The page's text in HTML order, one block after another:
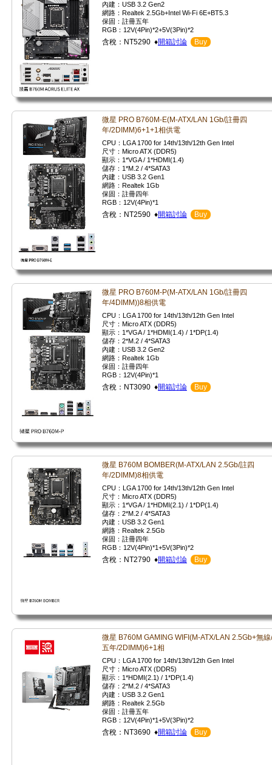
內建：USB 3.2 Gen2
網路：Realtek 2.5Gb+Intel Wi-Fi 6E+BT5.3
保固：註冊五年
RGB：12V(4Pin)*2+5V(3Pin)*2
含稅：NT5290 ♦開箱討論 Buy
微星 PRO B760M-E(M-ATX/LAN 1Gb/註冊四
年/2DIMM)6+1+1相供電
CPU：LGA 1700 for 14th/13th/12th Gen Intel
尺寸：Micro ATX (DDR5)
顯示：1*VGA / 1*HDMI(1.4)
儲存：1*M.2 / 4*SATA3
內建：USB 3.2 Gen1
網路：Realtek 1Gb
保固：註冊四年
RGB：12V(4Pin)*1
含稅：NT2590 ♦開箱討論 Buy
微星 PRO B760M-P(M-ATX/LAN 1Gb/註冊四
年/4DIMM))8相供電
CPU：LGA 1700 for 14th/13th/12th Gen Intel
尺寸：Micro ATX (DDR5)
顯示：1*VGA / 1*HDMI(1.4) / 1*DP(1.4)
儲存：2*M.2 / 4*SATA3
內建：USB 3.2 Gen2
網路：Realtek 1Gb
保固：註冊四年
RGB：12V(4Pin)*1
含稅：NT3090 ♦開箱討論 Buy
微星 B760M BOMBER(M-ATX/LAN 2.5Gb/註四
年/2DIMM)8相供電
CPU：LGA 1700 for 14th/13th/12th Gen Intel
尺寸：Micro ATX (DDR5)
顯示：1*VGA / 1*HDMI(2.1) / 1*DP(1.4)
儲存：2*M.2 / 4*SATA3
內建：USB 3.2 Gen1
網路：Realtek 2.5Gb
保固：註冊四年
RGB：12V(4Pin)*1+5V(3Pin)*2
含稅：NT2790 ♦開箱討論 Buy
微星 B760M GAMING WIFI(M-ATX/LAN 2.5Gb+無
五年/2DIMM)6+1相
CPU：LGA 1700 for 14th/13th/12th Gen Intel
尺寸：Micro ATX (DDR5)
顯示：1*HDMI(2.1) / 1*DP(1.4)
儲存：2*M.2 / 4*SATA3
內建：USB 3.2 Gen1
網路：Realtek 2.5Gb
保固：註冊五年
RGB：12V(4Pin)*1+5V(3Pin)*2
含稅：NT3690 ♦開箱討論 Buy